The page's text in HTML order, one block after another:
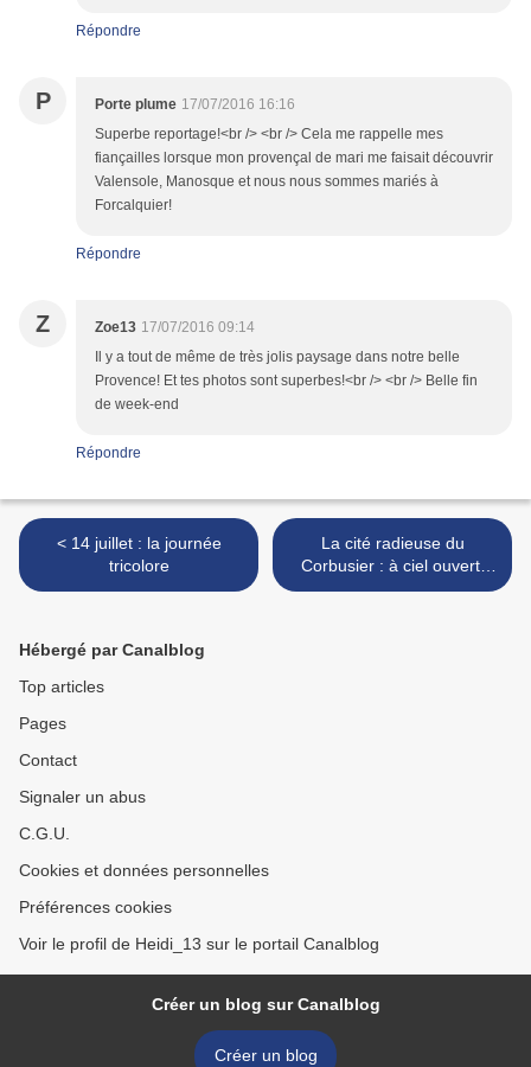
Répondre
P Porte plume 17/07/2016 16:16
Superbe reportage!<br /> <br /> Cela me rappelle mes
fiançailles lorsque mon provençal de mari me faisait découvrir
Valensole, Manosque et nous nous sommes mariés à
Forcalquier!
Répondre
Z Zoe13 17/07/2016 09:14
Il y a tout de même de très jolis paysage dans notre belle
Provence! Et tes photos sont superbes!<br /> <br /> Belle fin
de week-end
Répondre
< 14 juillet : la journée
tricolore
La cité radieuse du
Corbusier : à ciel ouvert,
Felice Varini >
Hébergé par Canalblog
Top articles
Pages
Contact
Signaler un abus
C.G.U.
Cookies et données personnelles
Préférences cookies
Voir le profil de Heidi_13 sur le portail Canalblog
Créer un blog sur Canalblog
Créer un blog